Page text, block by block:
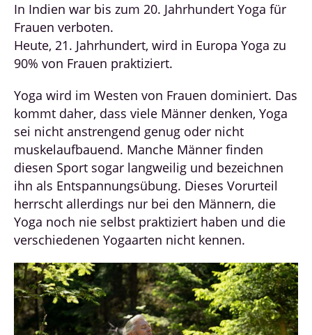
In Indien war bis zum 20. Jahrhundert Yoga für
Frauen verboten.
Heute, 21. Jahrhundert, wird in Europa Yoga zu
90% von Frauen praktiziert.
Yoga wird im Westen von Frauen dominiert. Das
kommt daher, dass viele Männer denken, Yoga
sei nicht anstrengend genug oder nicht
muskelaufbauend. Manche Männer finden
diesen Sport sogar langweilig und bezeichnen
ihn als Entspannungsübung. Dieses Vorurteil
herrscht allerdings nur bei den Männern, die
Yoga noch nie selbst praktiziert haben und die
verschiedenen Yogaarten nicht kennen.